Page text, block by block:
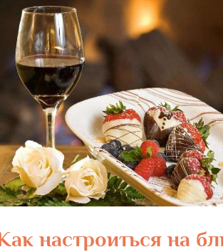
настроиться на